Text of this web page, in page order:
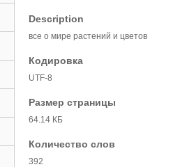
Description
все о мире растений и цветов
Кодировка
UTF-8
Размер страницы
64.14 КБ
Количество слов
392